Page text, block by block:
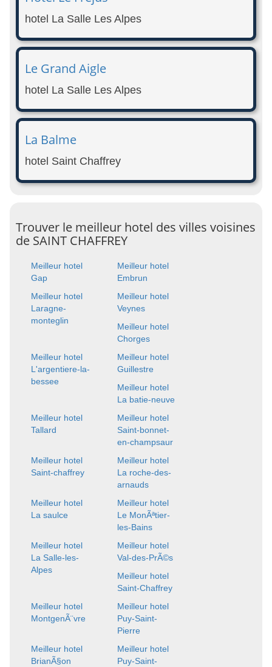
hotel La Salle Les Alpes
Le Grand Aigle
hotel La Salle Les Alpes
La Balme
hotel Saint Chaffrey
Trouver le meilleur hotel des villes voisines
de SAINT CHAFFREY
Meilleur hotel
Gap
Meilleur hotel
Embrun
Meilleur hotel
Laragne-
monteglin
Meilleur hotel
Veynes
Meilleur hotel
Chorges
Meilleur hotel
L'argentiere-la-
bessee
Meilleur hotel
Guillestre
Meilleur hotel
La batie-neuve
Meilleur hotel
Tallard
Meilleur hotel
Saint-bonnet-
en-champsaur
Meilleur hotel
Saint-chaffrey
Meilleur hotel
La roche-des-
arnauds
Meilleur hotel
La saulce
Meilleur hotel
Le MonÃªtier-
les-Bains
Meilleur hotel
La Salle-les-
Alpes
Meilleur hotel
Val-des-PrÃ©s
Meilleur hotel
Saint-Chaffrey
Meilleur hotel
MontgenÃ¨vre
Meilleur hotel
Puy-Saint-
Pierre
Meilleur hotel
BrianÃ§on
Meilleur hotel
Puy-Saint-